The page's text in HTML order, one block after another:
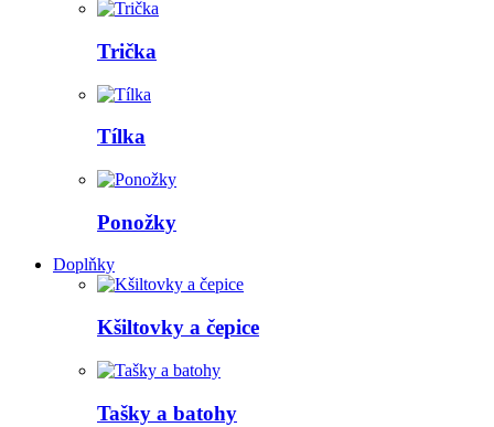
Trička
Tílka
Ponožky
Doplňky
Kšiltovky a čepice
Tašky a batohy